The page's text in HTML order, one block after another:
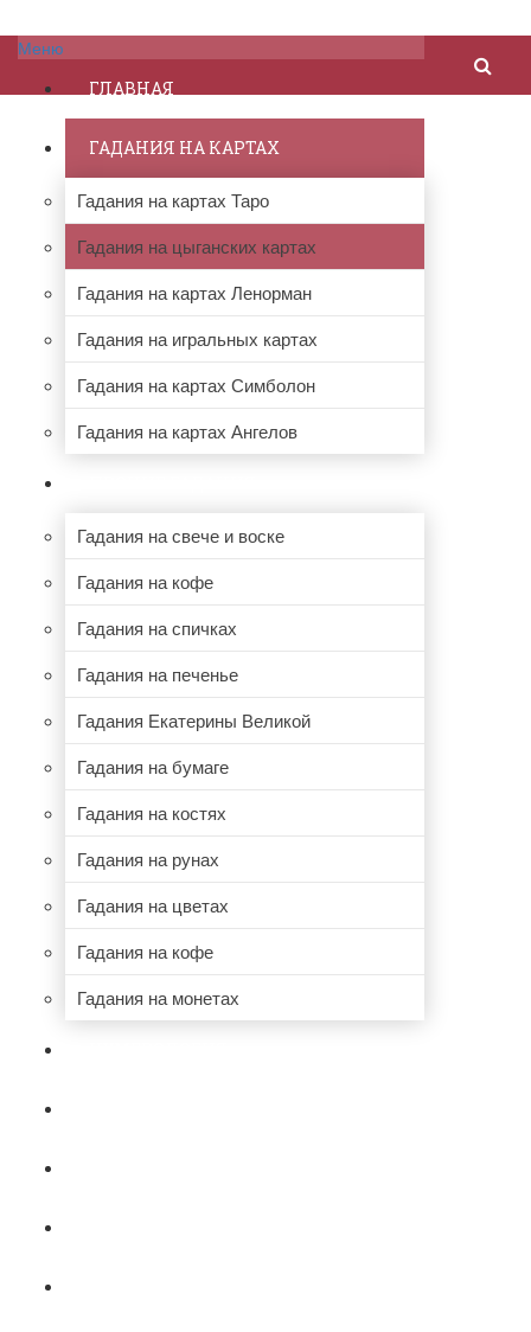
Меню
ГЛАВНАЯ
ГАДАНИЯ НА КАРТАХ
Гадания на картах Таро
Гадания на цыганских картах
Гадания на картах Ленорман
Гадания на игральных картах
Гадания на картах Симболон
Гадания на картах Ангелов
Гадания на свече и воске
Гадания на кофе
Гадания на спичках
Гадания на печенье
Гадания Екатерины Великой
Гадания на бумаге
Гадания на костях
Гадания на рунах
Гадания на цветах
Гадания на кофе
Гадания на монетах